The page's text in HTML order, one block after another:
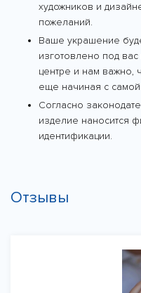
художников и
пожеланий.
Ваше украшение
изготовлено под
центре и нам
еще начиная с самой
Согласно
изделие наносится
идентификации.
Отзывы